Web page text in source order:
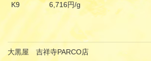
K9
6,716円/g
大黒屋 吉祥寺PARCO店